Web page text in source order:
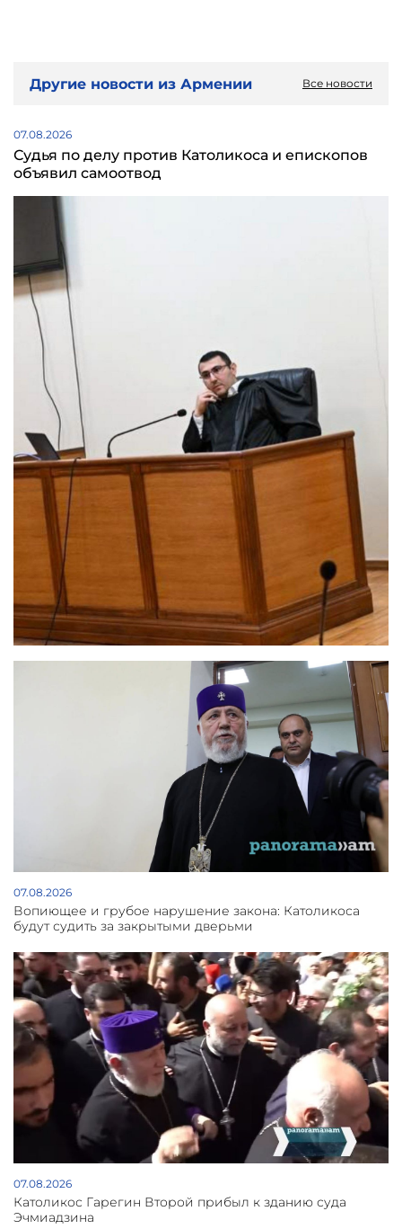
Другие новости из Армении Все новости
07.08.2026
Судья по делу против Католикоса и епископов
объявил самоотвод
07.08.2026
Вопиющее и грубое нарушение закона: Католикоса
будут судить за закрытыми дверьми
07.08.2026
Католикос Гарегин Второй прибыл к зданию суда
Эчмиадзина